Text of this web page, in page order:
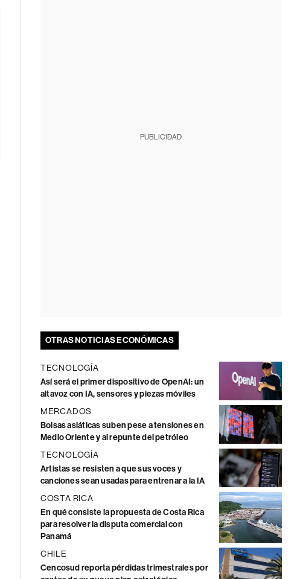
PUBLICIDAD
OTRAS NOTICIAS ECONÓMICAS
TECNOLOGÍA
Así será el primer dispositivo de OpenAI: un
altavoz con IA, sensores y piezas móviles
MERCADOS
Bolsas asiáticas suben pese a tensiones en
Medio Oriente y al repunte del petróleo
TECNOLOGÍA
Artistas se resisten a que sus voces y
canciones sean usadas para entrenar a la IA
COSTA RICA
En qué consiste la propuesta de Costa Rica
para resolver la disputa comercial con
Panamá
CHILE
Cencosud reporta pérdidas trimestrales por